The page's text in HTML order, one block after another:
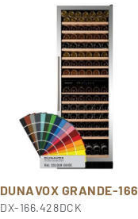
DUNAVOX GRANDE-166
DX-166.428DCK